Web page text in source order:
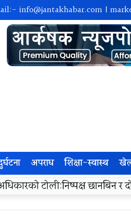
info@jantakhabar.com |
अपराध शिक्षा-स्वास्थ
१०५ विपन्न विद्यार्थीलाई